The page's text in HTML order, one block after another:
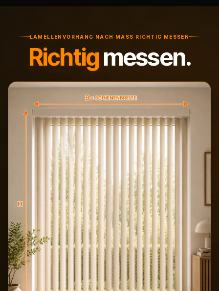
LAMELLENVORHANG NACH MASS RICHTIG MESSEN
Richtigmessen.